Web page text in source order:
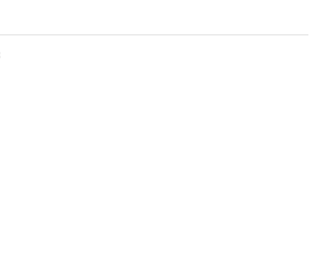
เพื่อนนอนร่วมห้องกับคุณ” ธัญติญาแย้ง
ต้แย้งของตัวเองน้ำเสียงที่แย้งออกไปเลย